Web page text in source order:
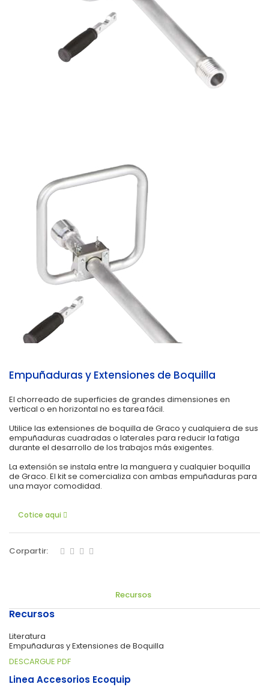
Empuñaduras y Extensiones de Boquilla
El chorreado de superficies de grandes dimensiones en
vertical o en horizontal no es tarea fácil.
Utilice las extensiones de boquilla de Graco y cualquiera de sus
empuñaduras cuadradas o laterales para reducir la fatiga
durante el desarrollo de los trabajos más exigentes.
La extensión se instala entre la manguera y cualquier boquilla
de Graco. El kit se comercializa con ambas empuñaduras para
una mayor comodidad.
Cotice aqui
Corpartir:
Recursos
Recursos
Literatura
Empuñaduras y Extensiones de Boquilla
DESCARGUE PDF
Linea Accesorios Ecoquip